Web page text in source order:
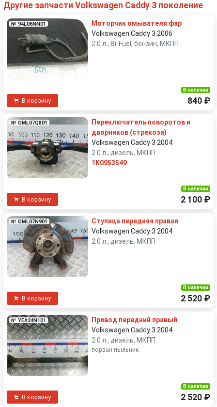
Другие запчасти Volkswagen Caddy 3 поколение
№ 94L06NN01
Моторчик омывателя фар
Volkswagen Caddy 3 2006
2.0 л., Bi-Fuel, бензин, МКПП
В корзину
В наличии
840 ₽
№ OML07Q801
Переключатель поворотов и
дворников (стрекоза)
Volkswagen Caddy 3 2004
2.0 л., дизель, МКПП
1K0953549
В корзину
В наличии
2 100 ₽
№ OML07N901
Ступица передняя правая
Volkswagen Caddy 3 2004
2.0 л., дизель, МКПП
В корзину
В наличии
2 520 ₽
№ YEA24N101
Привод передний правый
Volkswagen Caddy 3 2004
2.0 л., дизель, МКПП
порван пыльник
В корзину
В наличии
2 520 ₽